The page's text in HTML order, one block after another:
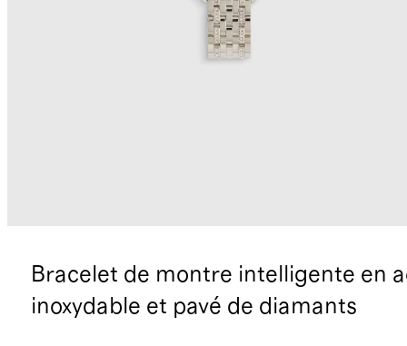
Bracelet de montre intelligente en
inoxydable et pavé de diamants